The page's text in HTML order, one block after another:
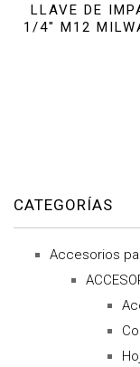
LLAVE DE
1/4″ M12
CATEGORÍAS
Accesorios